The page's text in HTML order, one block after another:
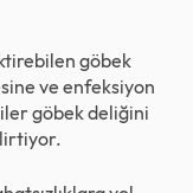
göbek
ve enfeksiyon
göbek deliğini